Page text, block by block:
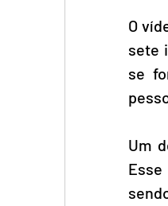
O
sete
se
Um